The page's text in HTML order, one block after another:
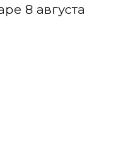
8 августа